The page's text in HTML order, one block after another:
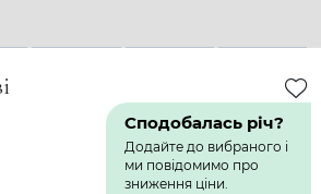
3 4 5
Сподобалась річ?
Додайте до вибраного і
ми повідомимо про
зниження ціни.